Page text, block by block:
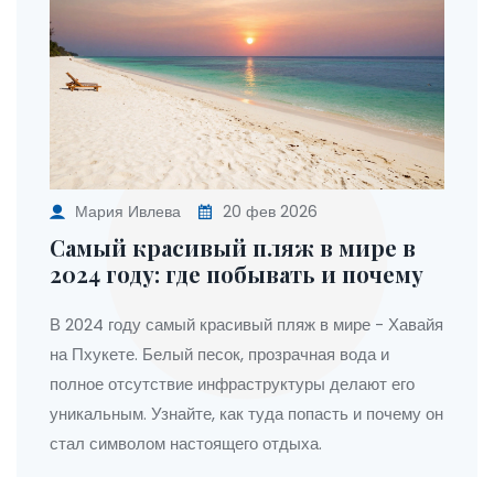
Мария Ивлева 20 фев 2026
Самый красивый пляж в мире в
2024 году: где побывать и почему
В 2024 году самый красивый пляж в мире - Хавайя
на Пхукете. Белый песок, прозрачная вода и
полное отсутствие инфраструктуры делают его
уникальным. Узнайте, как туда попасть и почему он
стал символом настоящего отдыха.